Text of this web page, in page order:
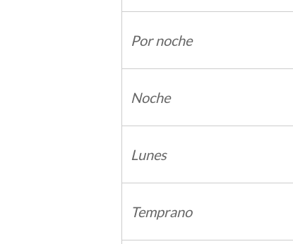
Por noche
Noche
Lunes
Temprano